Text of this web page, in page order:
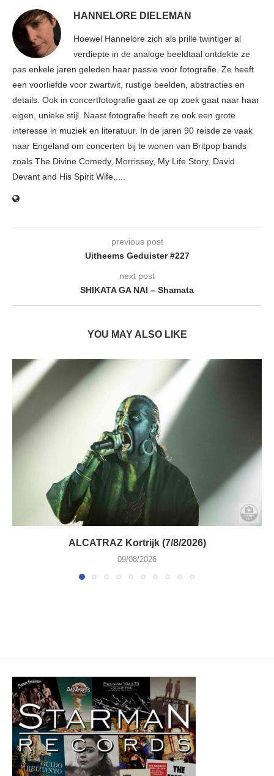
HANNELORE DIELEMAN
Hoewel Hannelore zich als prille twintiger al
verdiepte in de analoge beeldtaal ontdekte ze
pas enkele jaren geleden haar passie voor fotografie. Ze heeft
een voorliefde voor zwartwit, rustige beelden, abstracties en
details. Ook in concertfotografie gaat ze op zoek gaat naar haar
eigen, unieke stijl. Naast fotografie heeft ze ook een grote
interesse in muziek en literatuur. In de jaren 90 reisde ze vaak
naar Engeland om concerten bij te wonen van Britpop bands
zoals The Divine Comedy, Morrissey, My Life Story, David
Devant and His Spirit Wife,....
previous post
Uitheems Geduister #227
next post
SHIKATA GA NAI – Shamata
YOU MAY ALSO LIKE
ALCATRAZ Kortrijk (7/8/2026)
09/08/2026